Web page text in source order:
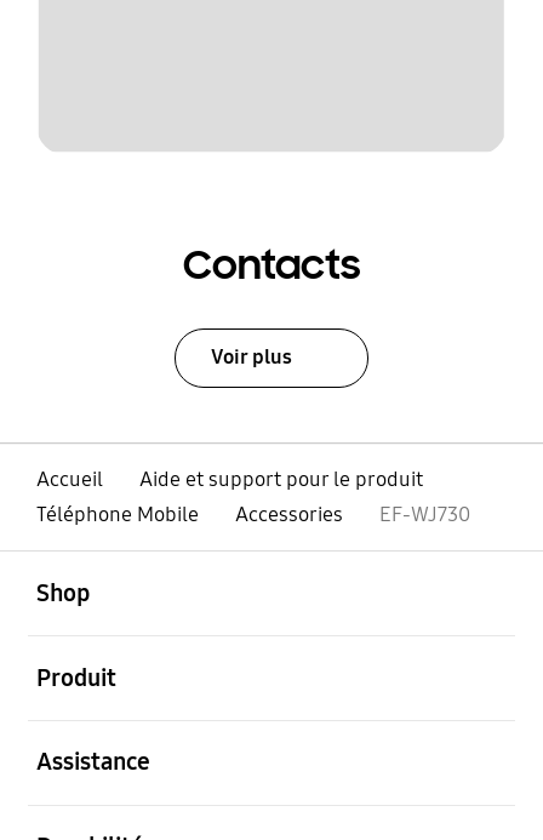
Contacts
Voir plus
Accueil
Aide et support pour le produit
Téléphone Mobile
Accessories EF-WJ730
Shop
Produit
Assistance